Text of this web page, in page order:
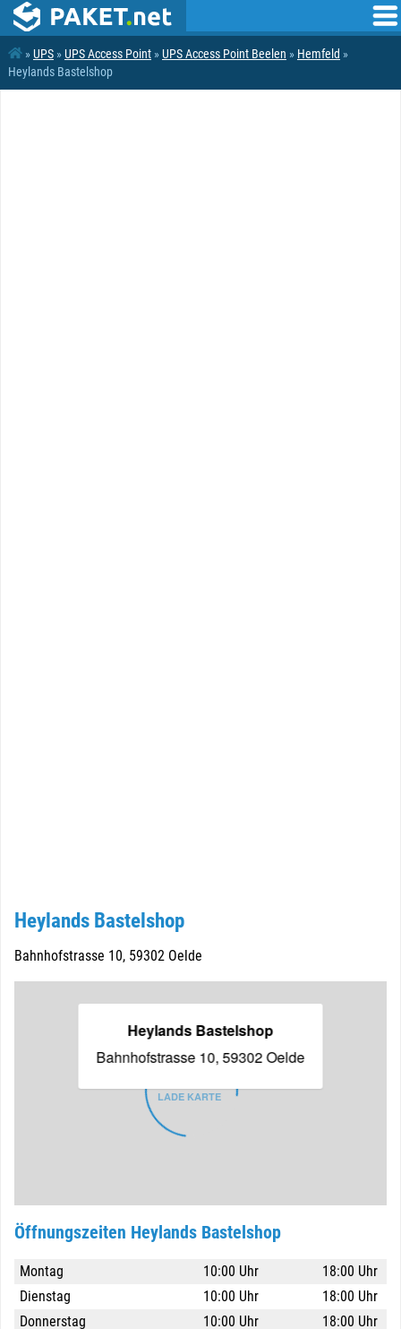
»UPS »UPS Access Point »UPS Access Point Beelen » Hemfeld »
Heylands Bastelshop
Heylands Bastelshop
Bahnhofstrasse 10, 59302 Oelde
LADE KARTE
Heylands Bastelshop
Bahnhofstrasse 10, 59302 Oelde
Öffnungszeiten Heylands Bastelshop
Montag 10:00 Uhr
18:00 Uhr
Dienstag
10:00 Uhr
18:00 Uhr
Donnerstag
10:00 Uhr
18:00 Uhr